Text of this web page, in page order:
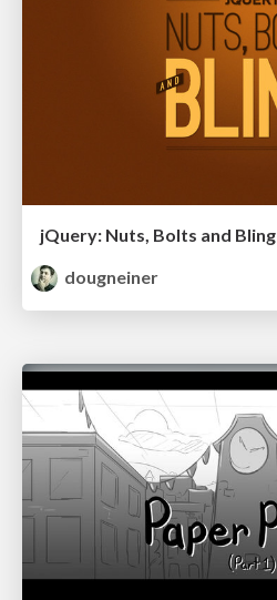
jQuery: Nuts, Bolts and Bling
dougneiner